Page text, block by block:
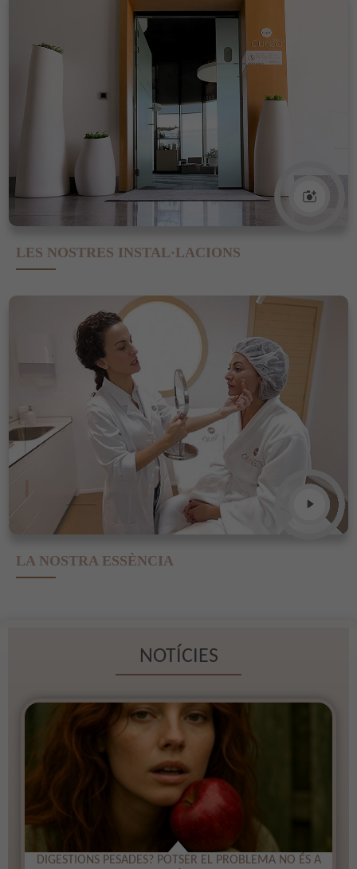
LES NOSTRES INSTAL·LACIONS
LA NOSTRA ESSÈNCIA
NOTÍCIES
DIGESTIONS PESADES? POTSER EL PROBLEMA NO ÉS A